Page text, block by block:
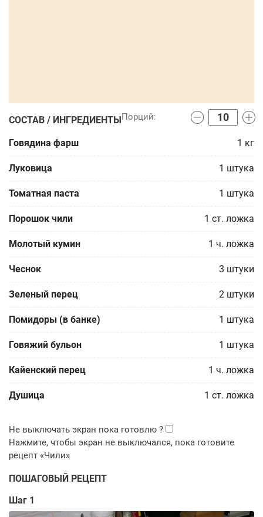
СОСТАВ / ИНГРЕДИЕНТЫ
Говядина фарш 1 кг
Луковица 1 штука
Томатная паста 1 штука
Порошок чили 1 ст. ложка
Молотый кумин 1 ч. ложка
Чеснок 3 штуки
Зеленый перец 2 штуки
Помидоры (в банке) 1 штука
Говяжий бульон 1 штука
Кайенский перец 1 ч. ложка
Душица 1 ст. ложка
ПОШАГОВЫЙ РЕЦЕПТ
Шаг 1